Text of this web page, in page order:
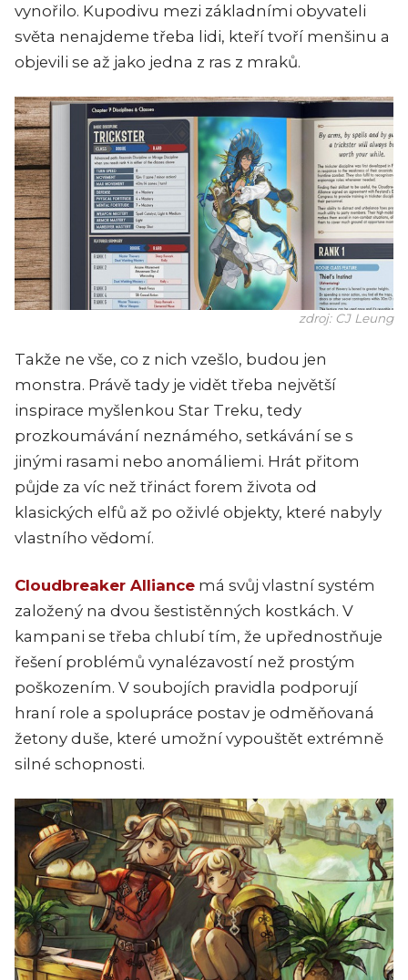
vynořilo. Kupodivu mezi základními obyvateli
světa nenajdeme třeba lidi, kteří tvoří menšinu a
objevili se až jako jedna z ras z mraků.
zdroj: CJ Leung
Takže ne vše, co z nich vzešlo, budou jen
monstra. Právě tady je vidět třeba největší
inspirace myšlenkou Star Treku, tedy
prozkoumávání neznámého, setkávání se s
jinými rasami nebo anomáliemi. Hrát přitom
půjde za víc než třináct forem života od
klasických elfů až po oživlé objekty, které nabyly
vlastního vědomí.
Cloudbreaker Alliance má svůj vlastní systém
založený na dvou šestistěnných kostkách. V
kampani se třeba chlubí tím, že upřednostňuje
řešení problémů vynalézavostí než prostým
poškozením. V soubojích pravidla podporují
hraní role a spolupráce postav je odměňovaná
žetony duše, které umožní vypouštět extrémně
silné schopnosti.